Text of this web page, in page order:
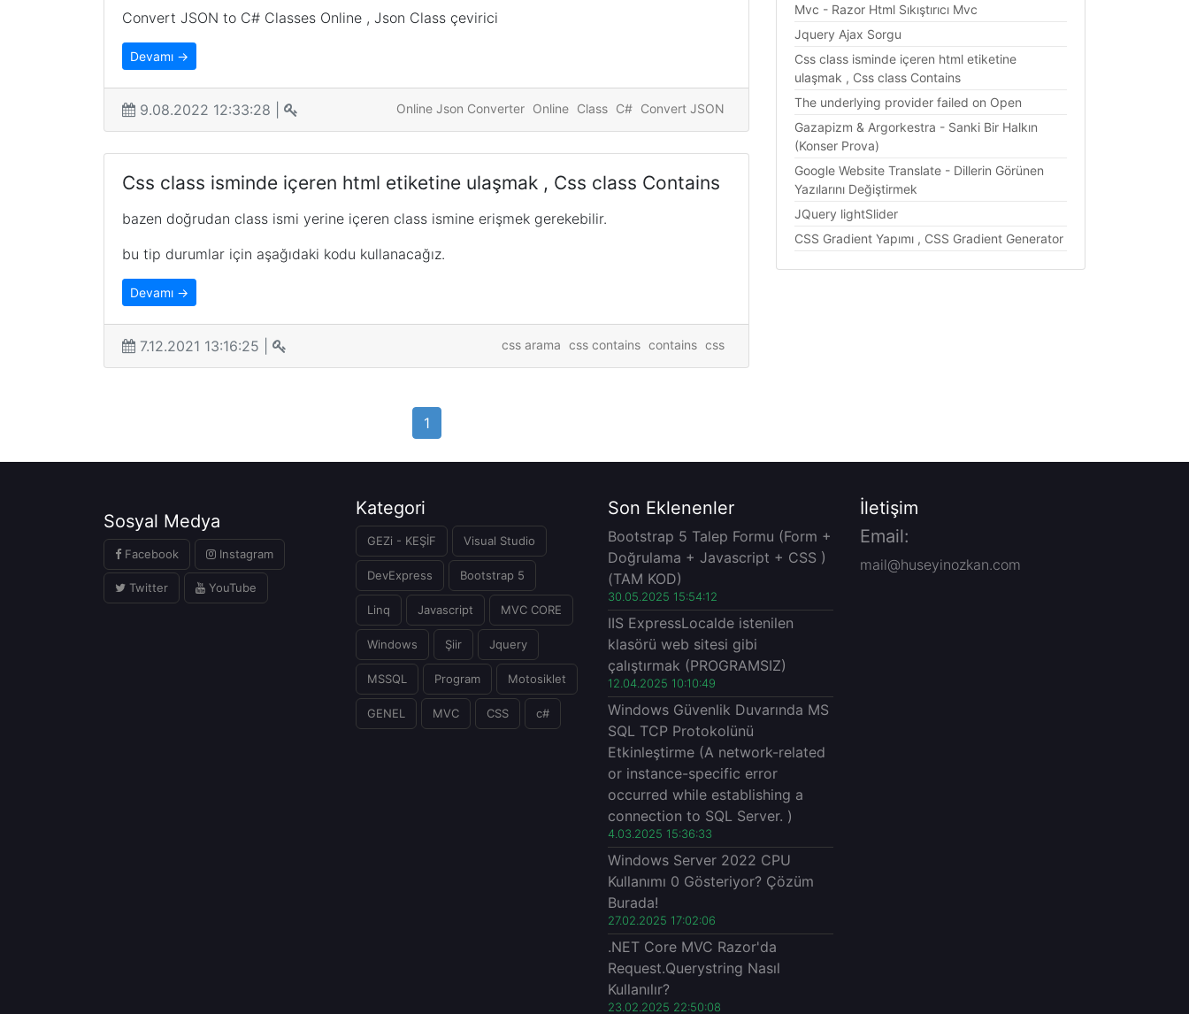
Convert JSON to C# Classes Online , Json Class çevirici
Devamı →
9.08.2022 12:33:28 | Convert JSON
C#
Class
Online
Online Json Converter
Css class isminde içeren html etiketine ulaşmak , Css class Contains
bazen doğrudan class ismi yerine içeren class ismine erişmek gerekebilir.
bu tip durumlar için aşağıdaki kodu kullanacağız.
Devamı →
7.12.2021 13:16:25 | css
contains
css contains
css arama
1
Mvc - Razor Html Sıkıştırıcı Mvc
Jquery Ajax Sorgu
Css class isminde içeren html etiketine
ulaşmak , Css class Contains
The underlying provider failed on Open
Gazapizm & Argorkestra - Sanki Bir Halkın
(Konser Prova)
Google Website Translate - Dillerin Görünen
Yazılarını Değiştirmek
JQuery lightSlider
CSS Gradient Yapımı , CSS Gradient Generator
Sosyal Medya
Facebook Instagram
Twitter YouTube
Kategori
GEZi - KEŞİF Visual Studio
DevExpress Bootstrap 5
Linq Javascript MVC CORE
Windows Şiir Jquery
MSSQL Program Motosiklet
GENEL MVC CSS c#
Son Eklenenler
Bootstrap 5 Talep Formu (Form +
Doğrulama + Javascript + CSS )
(TAM KOD)
30.05.2025 15:54:12
IIS ExpressLocalde istenilen
klasörü web sitesi gibi
çalıştırmak (PROGRAMSIZ)
12.04.2025 10:10:49
Windows Güvenlik Duvarında MS
SQL TCP Protokolünü
Etkinleştirme (A network-related
or instance-specific error
occurred while establishing a
connection to SQL Server. )
4.03.2025 15:36:33
Windows Server 2022 CPU
Kullanımı 0 Gösteriyor? Çözüm
Burada!
27.02.2025 17:02:06
.NET Core MVC Razor'da
Request.Querystring Nasıl
Kullanılır?
23.02.2025 22:50:08
İletişim
Email:
mail@huseyinozkan.com